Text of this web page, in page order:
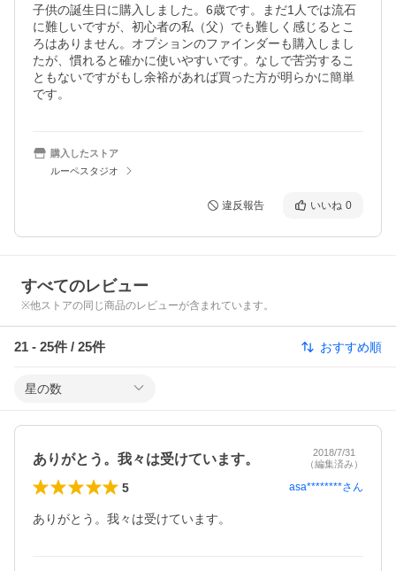
子供の誕生日に購入しました。6歳です。まだ1人では流石
に難しいですが、初心者の私（父）でも難しく感じるとこ
ろはありません。オプションのファインダーも購入しまし
たが、慣れると確かに使いやすいです。なしで苦労するこ
ともないですがもし余裕があれば買った方が明らかに簡単
です。
購入したストア
ルーペスタジオ
違反報告 いいね 0
すべてのレビュー
※他ストアの同じ商品のレビューが含まれています。
21 - 25件 / 25件 おすすめ順
星の数
ありがとう。我々は受けています。
2018/7/31
（編集済み）
5 asa********さん
ありがとう。我々は受けています。